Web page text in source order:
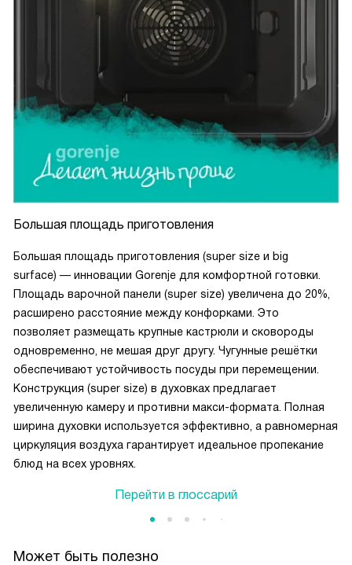
Большая площадь приготовления
Большая площадь приготовления (super size и big
surface) — инновации Gorenje для комфортной готовки.
Площадь варочной панели (super size) увеличена до 20%,
расширено расстояние между конфорками. Это
позволяет размещать крупные кастрюли и сковороды
одновременно, не мешая друг другу. Чугунные решётки
обеспечивают устойчивость посуды при перемещении.
Конструкция (super size) в духовках предлагает
увеличенную камеру и противни макси-формата. Полная
ширина духовки используется эффективно, а равномерная
циркуляция воздуха гарантирует идеальное пропекание
блюд на всех уровнях.
Перейти в глоссарий
Может быть полезно